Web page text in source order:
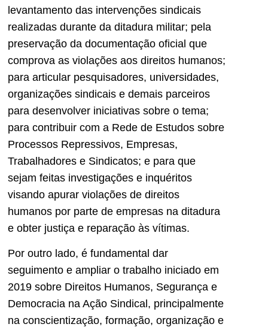
levantamento das intervenções sindicais
realizadas durante da ditadura militar; pela
preservação da documentação oficial que
comprova as violações aos direitos humanos;
para articular pesquisadores, universidades,
organizações sindicais e demais parceiros
para desenvolver iniciativas sobre o tema;
para contribuir com a Rede de Estudos sobre
Processos Repressivos, Empresas,
Trabalhadores e Sindicatos; e para que
sejam feitas investigações e inquéritos
visando apurar violações de direitos
humanos por parte de empresas na ditadura
e obter justiça e reparação às vítimas.
Por outro lado, é fundamental dar
seguimento e ampliar o trabalho iniciado em
2019 sobre Direitos Humanos, Segurança e
Democracia na Ação Sindical, principalmente
na conscientização, formação, organização e